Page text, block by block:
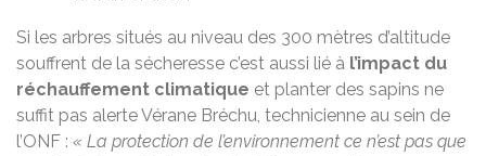
Si les arbres situés au niveau des 300 mètres d’altitude
souffrent de la sécheresse c’est aussi lié à l’impact du
réchauffement climatique et planter des sapins ne
suffit pas alerte Vérane Bréchu, technicienne au sein de
l’ONF : « La protection de l’environnement ce n’est pas que